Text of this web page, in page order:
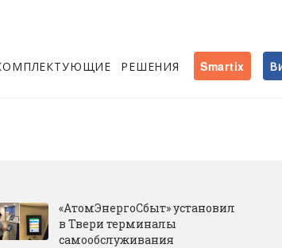
РЕШЕНИЯ Smartix
«АтомЭнергоСбыт» установил
в Твери терминалы
самообслуживания